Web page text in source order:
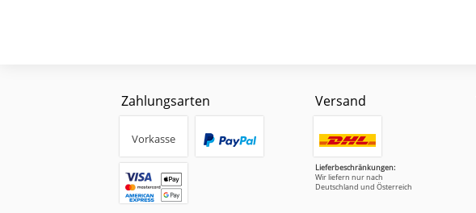
Zahlungsarten
Vorkasse
Versand
Lieferbeschränkungen:
Wir liefern nur nach
Deutschland und Österreich